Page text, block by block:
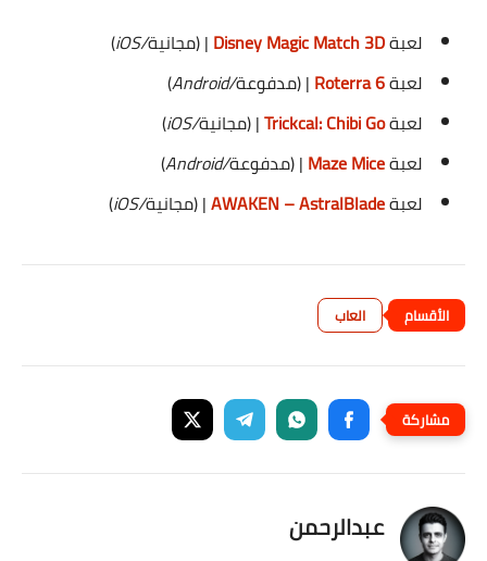
لعبةDisney Magic Match 3D | (مجانية/iOS
)
لعبةRoterra 6 | (مدفوعة/Android
)
لعبةTrickcal: Chibi Go
| (مجانية/iOS
)
لعبةMaze Mice | (مدفوعة/Android
)
لعبةAWAKEN – AstralBlade| (مجانية/iOS
)
العاب
عبدالرحمن